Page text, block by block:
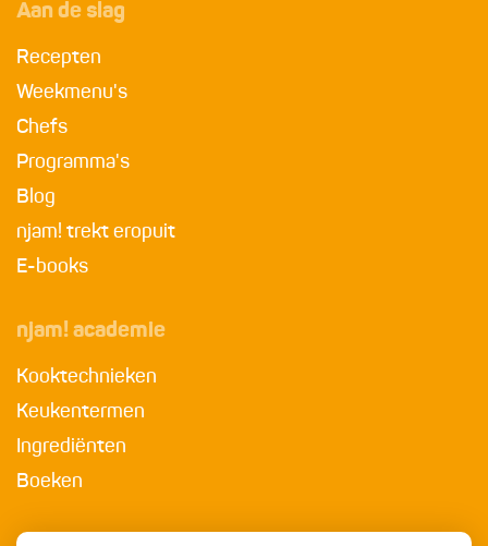
Aan de slag
Recepten
Weekmenu's
Chefs
Programma's
Blog
njam! trekt eropuit
E-books
njam! academie
Kooktechnieken
Keukentermen
Ingrediënten
Boeken